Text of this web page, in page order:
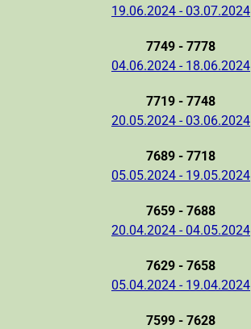
19.06.2024 - 03.07.2024
7749 - 7778
04.06.2024 - 18.06.2024
7719 - 7748
20.05.2024 - 03.06.2024
7689 - 7718
05.05.2024 - 19.05.2024
7659 - 7688
20.04.2024 - 04.05.2024
7629 - 7658
05.04.2024 - 19.04.2024
7599 - 7628